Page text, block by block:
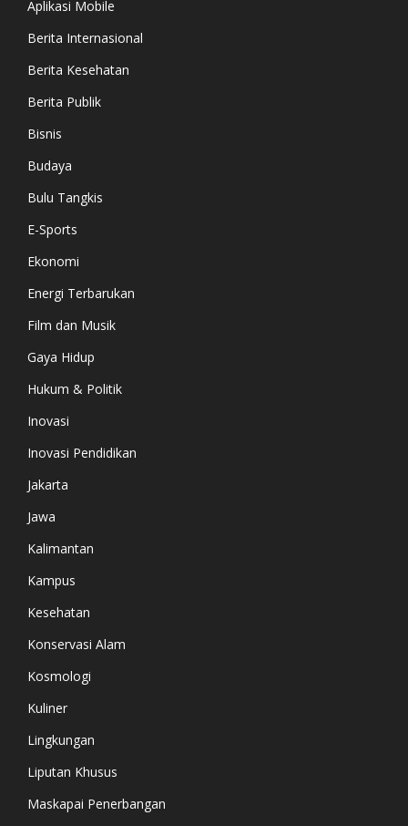
Aplikasi Mobile
Berita Internasional
Berita Kesehatan
Berita Publik
Bisnis
Budaya
Bulu Tangkis
E-Sports
Ekonomi
Energi Terbarukan
Film dan Musik
Gaya Hidup
Hukum & Politik
Inovasi
Inovasi Pendidikan
Jakarta
Jawa
Kalimantan
Kampus
Kesehatan
Konservasi Alam
Kosmologi
Kuliner
Lingkungan
Liputan Khusus
Maskapai Penerbangan